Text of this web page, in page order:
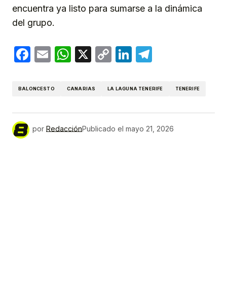
encuentra ya listo para sumarse a la dinámica
del grupo.
Facebook
EmailWhatsApp
X
CopyLinkedIn
BALONCESTO CANARIAS LA LAGUNA TENERIFE TENERIFE
por RedacciónPublicado el mayo 21, 2026